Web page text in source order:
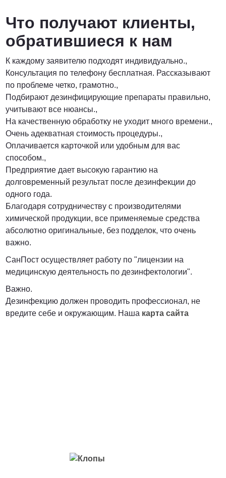
Что получают клиенты,
обратившиеся к нам
К каждому заявителю подходят индивидуально.,
Консультация по телефону бесплатная. Рассказывают
по проблеме четко, грамотно.,
Подбирают дезинфицирующие препараты правильно,
учитывают все нюансы.,
На качественную обработку не уходит много времени.,
Очень адекватная стоимость процедуры.,
Оплачивается карточкой или удобным для вас
способом.,
Предприятие дает высокую гарантию на
долговременный результат после дезинфекции до
одного года.
Благодаря сотрудничеству с производителями
химической продукции, все применяемые средства
абсолютно оригинальные, без подделок, что очень
важно.
СанПост осуществляет работу по "лицензии на
медицинскую деятельность по дезинфектологии".
Важно.
Дезинфекцию должен проводить профессионал, не
вредите себе и окружающим. Наша карта сайта